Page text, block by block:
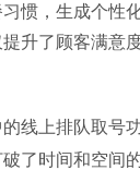
惯，生成个性
升了顾客满意
的线上排队取号
了时间和空间